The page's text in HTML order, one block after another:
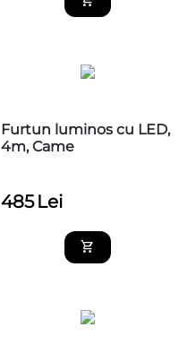
Furtun luminos cu LED,
4m, Came
485 Lei